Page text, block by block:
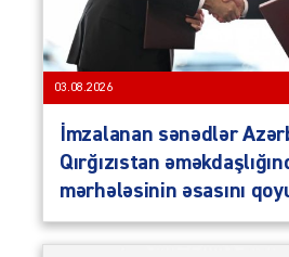
03.08.2026
İmzalanan sənədlər
Qırğızıstan
mərhələsinin əsasını